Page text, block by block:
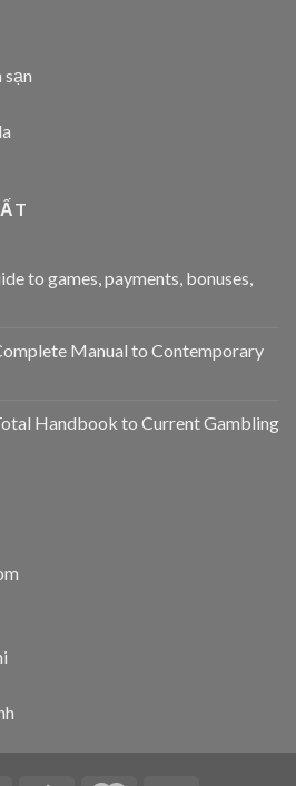
sạn
to games, payments, bonuses,
Manual to Contemporary
Handbook to Current Gambling